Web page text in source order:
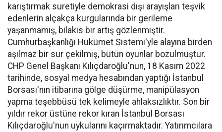
karıştırmak suretiyle demokrasi dışı arayışları teşvik
edenlerin alçakça kurgularında bir gerileme
yaşanmamış, bilakis bir artış gözlenmiştir.
Cumhurbaşkanlığı Hükümet Sistemi'yle alayına birden
aşılmaz bir sur çekilmiş, bütün oyunlar bozulmuştur.
CHP Genel Başkanı Kılıçdaroğlu'nun, 18 Kasım 2022
tarihinde, sosyal medya hesabından yaptığı İstanbul
Borsası'nın itibarına gölge düşürme, manipülasyon
yapma teşebbüsü tek kelimeyle ahlaksızlıktır. Son bir
yıldır rekor üstüne rekor kıran İstanbul Borsası
Kılıçdaroğlu'nun uykularını kaçırmaktadır. Yatırımcılara